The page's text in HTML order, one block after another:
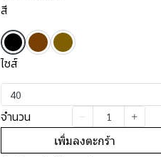
สี
ไซส์
40
จำนวน
เพิ่มลงตะกร้า